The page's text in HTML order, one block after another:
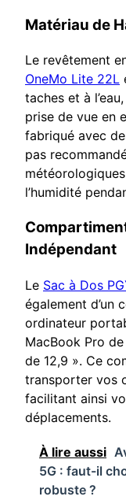
Matériau de
Le revêtement
OneMo Lite 22L
taches et à
prise de vue en
fabriqué avec
pas
l’humidité
Indépendant
Le Sac à Dos
également d’un
ordinateur
MacBook Pro de
de 12,9 ». Ce
transporter vos
facilitant ainsi
déplacements.
À lire aussi
5G : faut-il
robuste ?